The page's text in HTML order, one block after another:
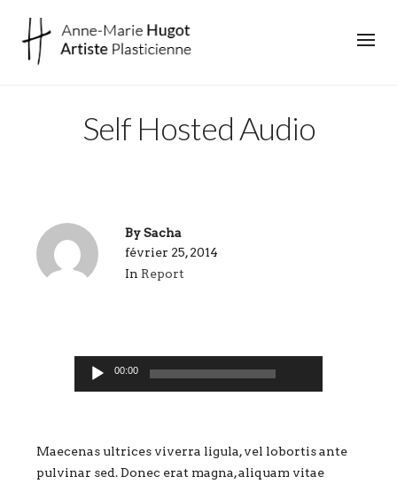
Self Hosted Audio
BySacha
février 25, 2014
In Report
Lecteur00:00
Maecenas ultrices viverra ligula, vel lobortis ante
pulvinar sed. Donec erat magna, aliquam vitae